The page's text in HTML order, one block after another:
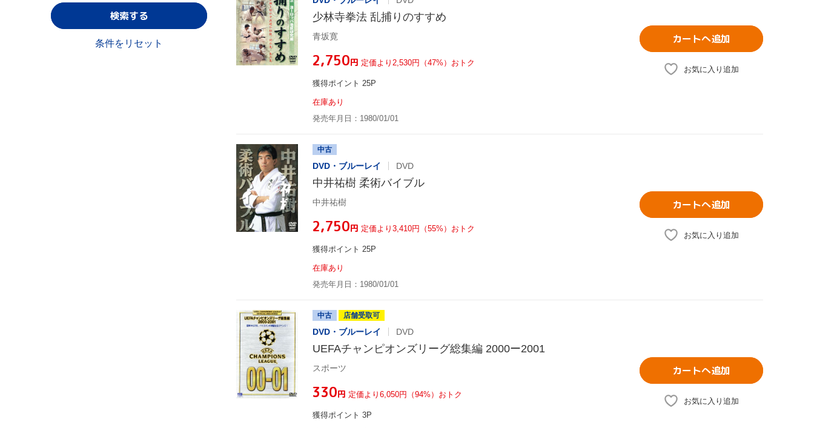
少林寺拳法 乱捕りのすすめ
青坂寛
¥2,750円 定価より2,530円（47%）おトク
獲得ポイント 25P
在庫あり
発売年月日：1980/01/01
カートへ追加
お気に入り追加
中古
DVD・ブルーレイ DVD
中井祐樹 柔術バイブル
中井祐樹
¥2,750円 定価より3,410円（55%）おトク
獲得ポイント 25P
在庫あり
発売年月日：1980/01/01
カートへ追加
お気に入り追加
中古 店舗受取可
DVD・ブルーレイ DVD
UEFAチャンピオンズリーグ総集編 2000ー2001
スポーツ
¥330円 定価より6,050円（94%）おトク
獲得ポイント 3P
カートへ追加
お気に入り追加
検索する
条件をリセット